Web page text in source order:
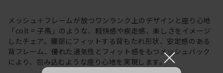
メッシュ＋フレームが放つワンランク上のデザインと座り心地
「colt = 子馬」のような、軽快感や疾走感、楽しさをイメージ
したチェア。腰部にフィットする背もたれ形状、安定感のある
背フレーム、優れた通気性とフィット感をもつメッシュバック
により、包み込むような座り心地を実現します。×